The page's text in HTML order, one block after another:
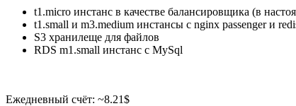
t1.micro инстанс в качестве балансировщика (в
t1.small и m3.medium инстансы с nginx passenger и
S3 хранилеще для файлов
RDS m1.small инстанс с MySql
Ежедневный счёт: ~8.21$